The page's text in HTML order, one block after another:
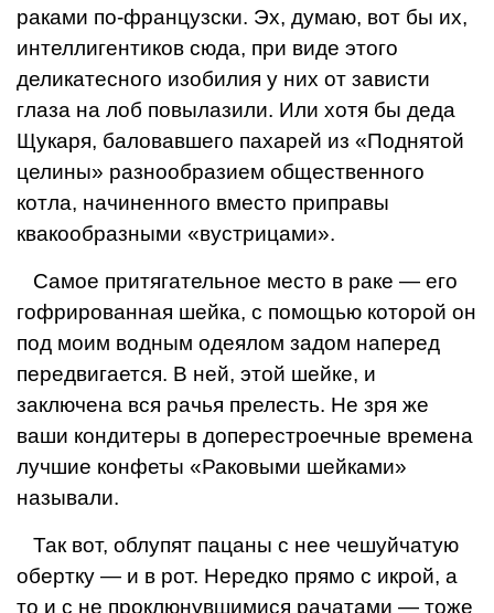
раками по-французски. Эх, думаю, вот бы их,
интеллигентиков сюда, при виде этого
деликатесного изобилия у них от зависти
глаза на лоб повылазили. Или хотя бы деда
Щукаря, баловавшего пахарей из «Поднятой
це­лины» разнообразием общественного
котла, начинен­ного вместо приправы
квакообразными «вустрицами».
Самое притягательное место в раке — его
гофри­рованная шейка, с помощью которой он
под моим водным одеялом задом наперед
передвигается. В ней, этой шейке, и
заключена вся рачья прелесть. Не зря же
ваши кондитеры в доперестроечные времена
луч­шие конфеты «Раковыми шейками»
называли.
Так вот, облупят пацаны с нее чешуйчатую
оберт­ку — и в рот. Нередко прямо с икрой, а
то и с не проклю­нувшимися рачатами — тоже